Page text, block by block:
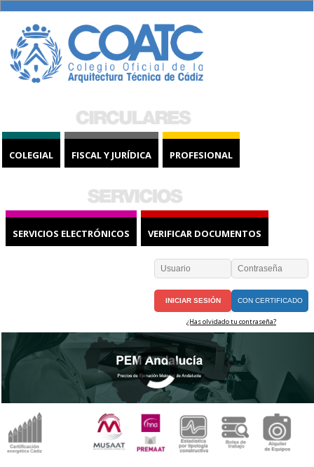
COLEGIAL FISCAL Y JURÍDICA PROFESIONAL
SERVICIOS ELECTRÓNICOS VERIFICAR DOCUMENTOS
CON CERTIFICADO
¿Has olvidado tu contraseña?